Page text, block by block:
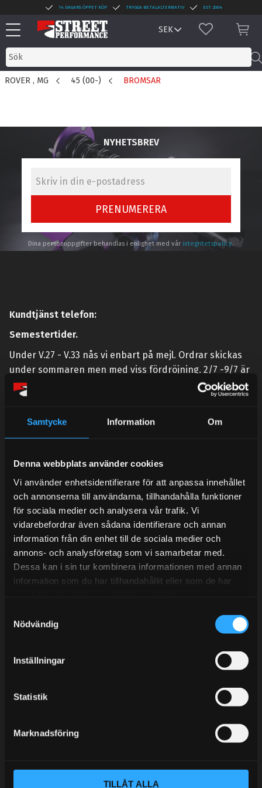
Samtycke Information Om
Denna webbplats använder cookies
Vi använder enhetsidentifierare för att anpassa innehållet
och annonserna till användarna, tillhandahålla funktioner
för sociala medier och analysera vår trafik. Vi
vidarebefordrar även sådana identifierare och annan
information från din enhet till de sociala medier och
annons- och analysföretag som vi samarbetar med.
Dessa kan i sin tur kombinera informationen med annan
information som du har tillhandahållit eller som de har
Nödvändig
Inställningar
Statistik
Marknadsföring
TILLÅT ALLA
Meny
14 DAGARS ÖPPET KÖP TRYGGA BETALALTERNATIV EST 2004
FAVORITER
ROVER , MG 45 (00-) BROMSAR
NYHETSBREV
PRENUMERERA
Dina personuppgifter behandlas i enlighet med vår integritetspolicy.
Kundtjänst telefon:
Semestertider.
Under V.27 - V.33 nås vi enbart på mejl. Ordrar skickas
under sommaren men med viss fördröjning. 2/7 -9/7 är
det helt stängt.
Mån-Tors: 10:30-15:00
Lunchstängt 12:00-13:00
info@streetperformance.se
BLOGG
KUNSKAPSCENTER